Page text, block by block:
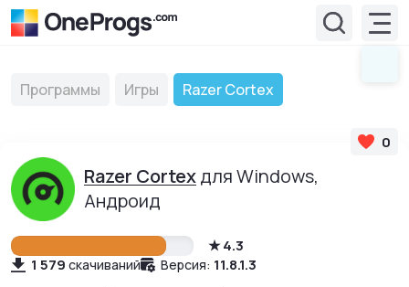
Программы Игры Razer Cortex
Razer Cortexдля Windows,
Андроид
0
4.3
1 579 скачиваний Версия: 11.8.1.3